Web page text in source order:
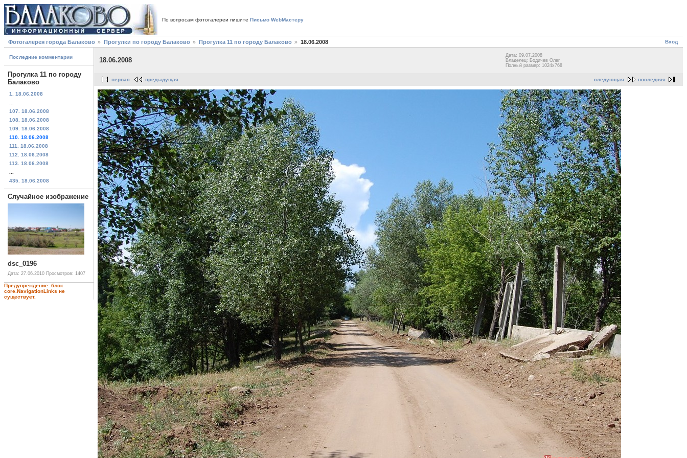
По вопросам фотогалереи пишите Письмо WebМастеру
Вход
Фотогалерея города Балаково Прогулки по городу Балаково Прогулка 11 по городу Балаково 18.06.2008
Последние комментарии
Прогулка 11 по городу
Балаково
1. 18.06.2008
107. 18.06.2008
108. 18.06.2008
109. 18.06.2008
110. 18.06.2008
111. 18.06.2008
112. 18.06.2008
113. 18.06.2008
435. 18.06.2008
Случайное изображение
dsc_0196
Дата: 27.06.2010 Просмотров: 1407
Предупреждение: блок
core.NavigationLinks не
существует.
18.06.2008
Дата: 09.07.2008
Владелец: Бодичев Олег
Полный размер: 1024x768
следующая последняя
первая предыдущая